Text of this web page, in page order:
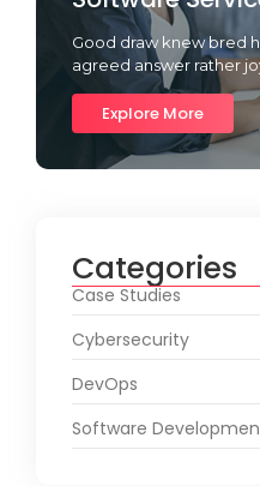
Good draw knew bred
agreed answer rather
Explore More
Categories
Case Studies
Cybersecurity
DevOps
Software